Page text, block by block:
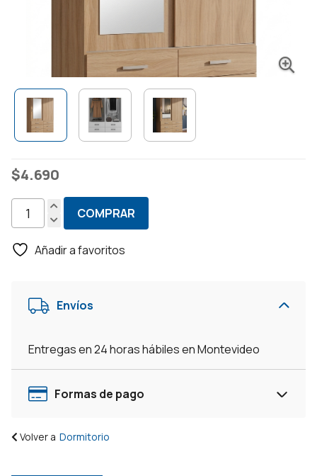
$4.690
Ropero
Puertas
Cajones
Demolición
cantidad
COMPRAR
Añadir a favoritos
Envíos
Entregas en 24 horas hábiles en Montevideo
Formas de pago
Volver a Dormitorio